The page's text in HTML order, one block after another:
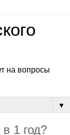
на вопросы
▼
1 год?